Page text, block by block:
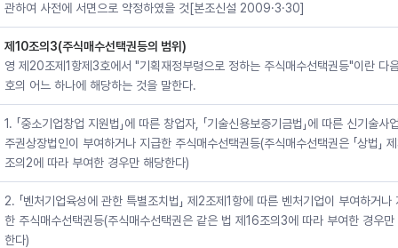
관하여 사전에 서면으로 약정하였을 것[본조신설 2009·3·30]
제10조의3(주식매수선택권등의 범위)
영 제20조제1항제3호에서 "기획재정부령으로 정하는 주식매수선택권등"이란 다
호의 어느 하나에 해당하는 것을 말한다.
1. 「중소기업창업 지원법」에 따른 창업자, 「기술신용보증기금법」에 따른 신기술사
주권상장법인이 부여하거나 지급한 주식매수선택권등(주식매수선택권은 「상법」
조의2에 따라 부여한 경우만 해당한다)
2. 「벤처기업육성에 관한 특별조치법」 제2조제1항에 따른 벤처기업이 부여하거나
한 주식매수선택권등(주식매수선택권은 같은 법 제16조의3에 따라 부여한 경우만
한다)